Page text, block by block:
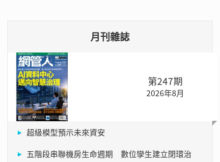
月刊雜誌
第247期
2026年8月
超級模型預示未來資安
五階段串聯機房生命週期 數位孿生建立閉環治